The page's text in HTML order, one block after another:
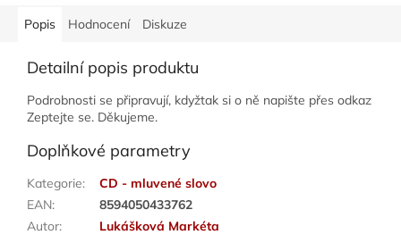
Popis Hodnocení Diskuze
Detailní popis produktu
Podrobnosti se připravují, kdyžtak si o ně napište přes odkaz
Zeptejte se. Děkujeme.
Doplňkové parametry
Kategorie:
CD - mluvené slovo
EAN:
8594050433762
Autor:
Lukášková Markéta